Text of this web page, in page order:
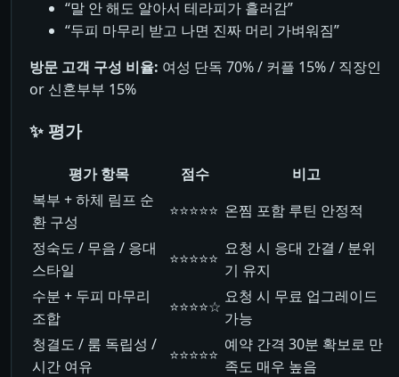
“말 안 해도 알아서 테라피가 흘러감”
“두피 마무리 받고 나면 진짜 머리 가벼워짐”
방문 고객 구성 비율: 여성 단독 70% / 커플 15% / 직장인
or 신혼부부 15%
✨ 평가
평가 항목 점수
비고
복부 + 하체 림프 순
환 구성
⭐⭐⭐⭐⭐ 온찜 포함 루틴 안정적
정숙도 / 무음 / 응대
스타일
⭐⭐⭐⭐⭐
요청 시 응대 간결 / 분위
기 유지
수분 + 두피 마무리
조합
⭐⭐⭐⭐☆
요청 시 무료 업그레이드
가능
청결도 / 룸 독립성 /
시간 여유
⭐⭐⭐⭐⭐
예약 간격 30분 확보로 만
족도 매우 높음